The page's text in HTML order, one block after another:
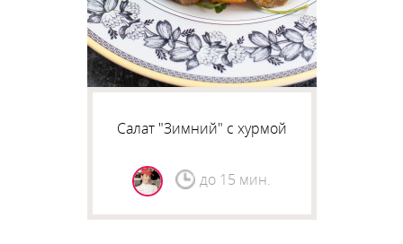
Салат "Зимний" с хурмой
до 15 мин.